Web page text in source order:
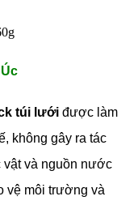
túi lưới được làm
không gây ra tác
và nguồn nước
vệ môi trường và